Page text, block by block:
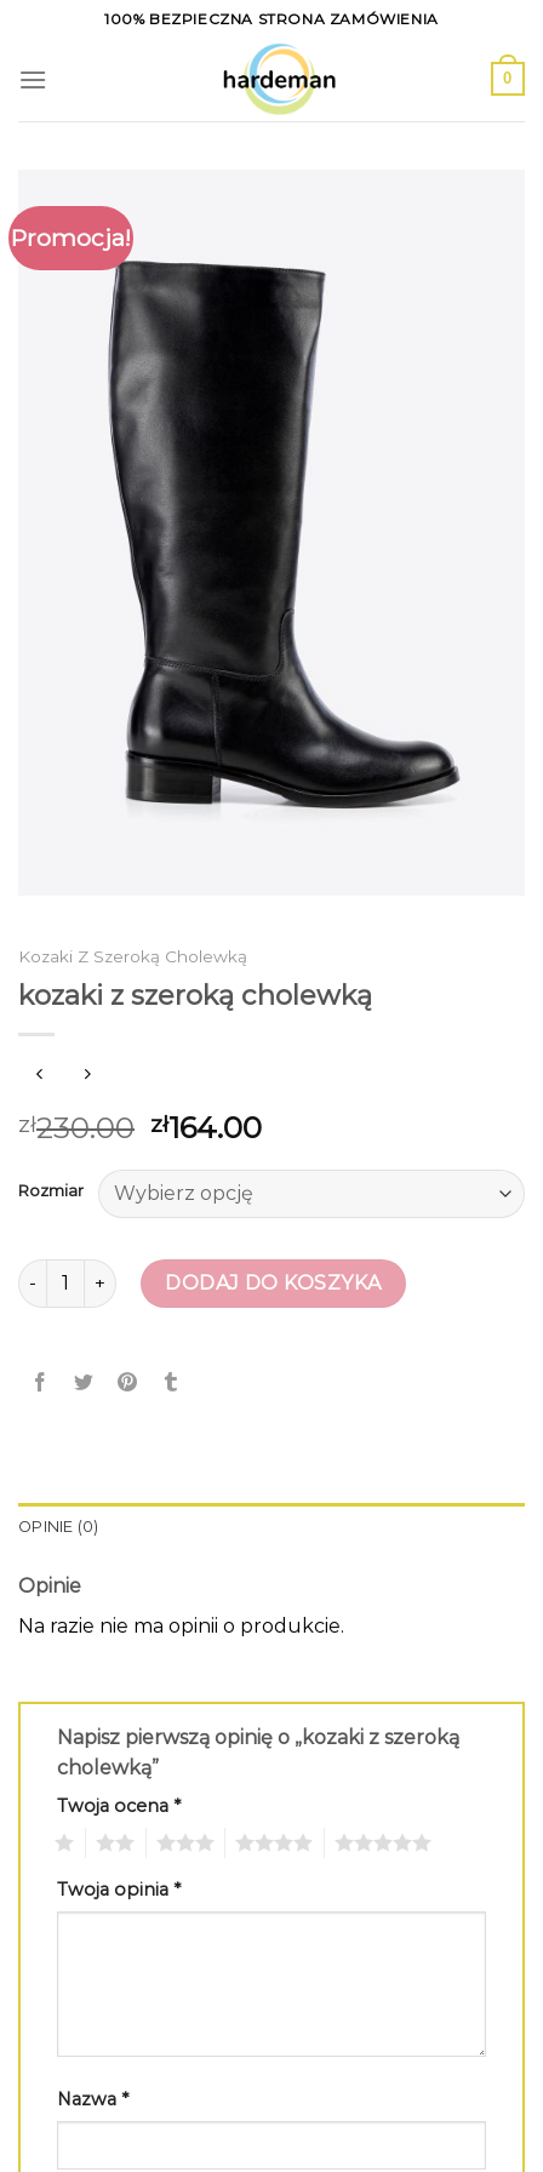
content
100% BEZPIECZNA STRONA ZAMÓWIENIA
0
Promocja!
Kozaki Z Szeroką Cholewką
kozaki z szeroką cholewką
zł230.00 zł164.00
Rozmiar
ilość kozaki z szeroką cholewką
DODAJ DO KOSZYKA
OPINIE (0)
Opinie
Na razie nie ma opinii o produkcie.
Napisz pierwszą opinię o „kozaki z szeroką
cholewką”
Twoja ocena *
Twoja opinia *
Nazwa *